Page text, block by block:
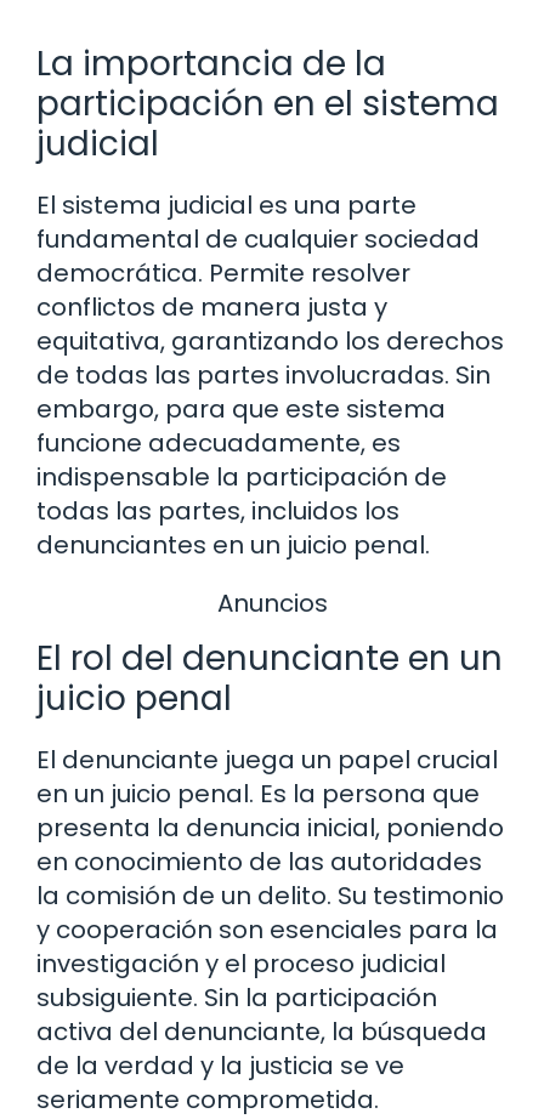
La importancia de la
participación en el sistema
judicial
El sistema judicial es una parte
fundamental de cualquier sociedad
democrática. Permite resolver
conflictos de manera justa y
equitativa, garantizando los derechos
de todas las partes involucradas. Sin
embargo, para que este sistema
funcione adecuadamente, es
indispensable la participación de
todas las partes, incluidos los
denunciantes en un juicio penal.
Anuncios
El rol del denunciante en un
juicio penal
El denunciante juega un papel crucial
en un juicio penal. Es la persona que
presenta la denuncia inicial, poniendo
en conocimiento de las autoridades
la comisión de un delito. Su testimonio
y cooperación son esenciales para la
investigación y el proceso judicial
subsiguiente. Sin la participación
activa del denunciante, la búsqueda
de la verdad y la justicia se ve
seriamente comprometida.